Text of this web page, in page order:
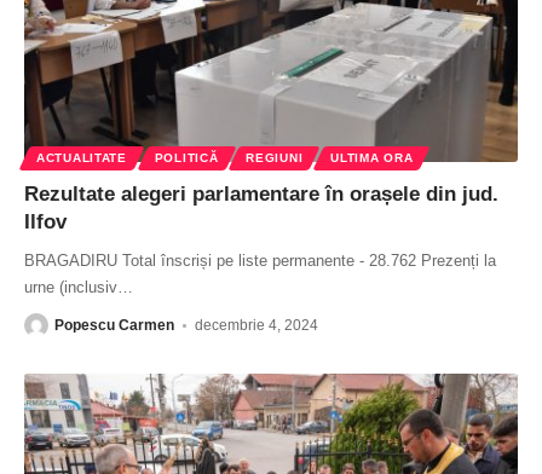
ACTUALITATE POLITICĂ REGIUNI ULTIMA ORA
Rezultate alegeri parlamentare în orașele din jud.
Ilfov
BRAGADIRU Total înscriși pe liste permanente - 28.762 Prezenți la
urne (inclusiv…
Popescu Carmen decembrie 4, 2024